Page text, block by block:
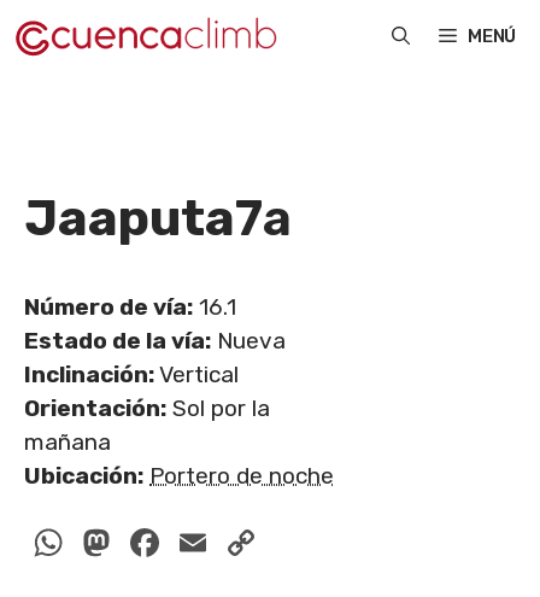
Saltar
al
MENÚ
Jaaputa7a
Número de vía: 16.1
Estado de la vía: Nueva
Inclinación:Vertical
Orientación: Sol por la
mañana
Ubicación: Portero de noche
WhatsApp
Mastodon
Facebook
Email